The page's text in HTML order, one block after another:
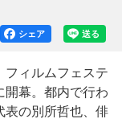
送る
シェア
ィルムフェステ
幕。都内で行わ
表の別所哲也、俳